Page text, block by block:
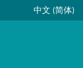
中文 (简体)